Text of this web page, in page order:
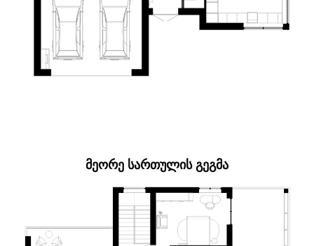
ᲛᲔᲝᲠᲔ ᲡᲐᲠᲗᲣᲚᲘᲡ ᲒᲔᲒᲛᲐ